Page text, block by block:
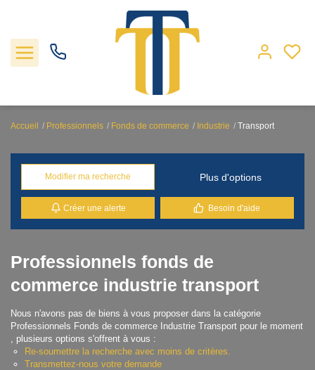
Locations
Gestion
Nos agences
Contact
Accueil Professionnels Fonds de commerce Industrie Transport
Modifier ma recherche Plus d'options
Créer une alerte Besoin d'aide
Professionnels fonds de
commerce industrie transport
Nous n'avons pas de biens à vous proposer dans la catégorie
Professionnels Fonds de commerce Industrie Transport pour le moment
, plusieurs options s'offrent à vous :
Re-soumettre la recherche avec moins de critères.
Transmettez-nous votre demande